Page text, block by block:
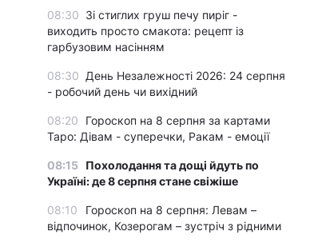
08:30 Зі стиглих груш печу пиріг -
виходить просто смакота: рецепт із
гарбузовим насінням
08:30 День Незалежності 2026: 24 серпня
- робочий день чи вихідний
08:20
Гороскоп на 8 серпня за картами
Таро: Дівам - суперечки, Ракам - емоції
08:15 Похолодання та дощі йдуть по
Україні: де 8 серпня стане свіжіше
08:10
Гороскоп на 8 серпня: Левам –
відпочинок, Козерогам – зустріч з рідними